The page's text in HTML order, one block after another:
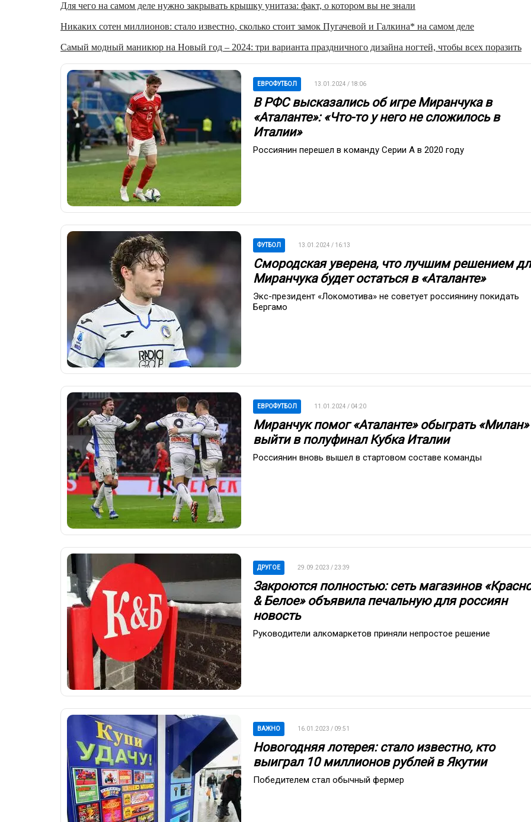
Для чего на самом деле нужно закрывать крышку унитаза: факт, о котором вы не знали
Никаких сотен миллионов: стало известно, сколько стоит замок Пугачевой и Галкина* на самом деле
Самый модный маникюр на Новый год – 2024: три варианта праздничного дизайна ногтей, чтобы всех поразить
ЕВРОФУТБОЛ 13.01.2024 / 18:06
В РФС высказались об игре Миранчука в
«Аталанте»: «Что-то у него не сложилось в
Италии»
Россиянин перешел в команду Серии А в 2020 году
ФУТБОЛ 13.01.2024 / 16:13
Смородская уверена, что лучшим решением
Миранчука будет остаться в «Аталанте»
Экс-президент «Локомотива» не советует россиянину покидать
Бергамо
ЕВРОФУТБОЛ 11.01.2024 / 04:20
Миранчук помог «Аталанте» обыграть «Милан»
выйти в полуфинал Кубка Италии
Россиянин вновь вышел в стартовом составе команды
ДРУГОЕ 29.09.2023 / 23:39
Закроются полностью: сеть магазинов
& Белое» объявила печальную для россиян
новость
Руководители алкомаркетов приняли непростое решение
ВАЖНО 16.01.2023 / 09:51
Новогодняя лотерея: стало известно, кто
выиграл 10 миллионов рублей в Якутии
Победителем стал обычный фермер